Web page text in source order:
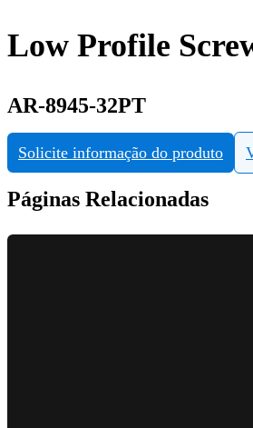
Low Profile
AR-8945-32PT
Solicite informação do produto
Páginas Relacionadas